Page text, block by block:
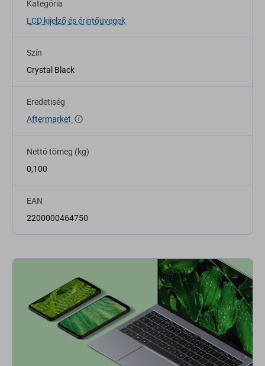
Kategória
LCD kijelző és érintőüvegek
Szín
Crystal Black
Eredetiség
Aftermarket
Nettó tömeg (kg)
0,100
EAN
2200000464750